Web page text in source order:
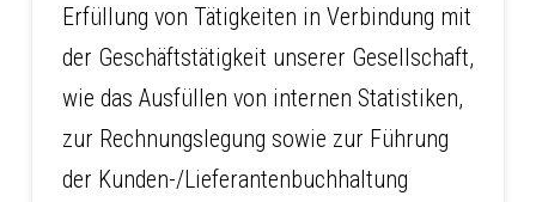
Erfüllung von Tätigkeiten in Verbindung mit
der Geschäftstätigkeit unserer Gesellschaft,
wie das Ausfüllen von internen Statistiken,
zur Rechnungslegung sowie zur Führung
der Kunden-/Lieferantenbuchhaltung